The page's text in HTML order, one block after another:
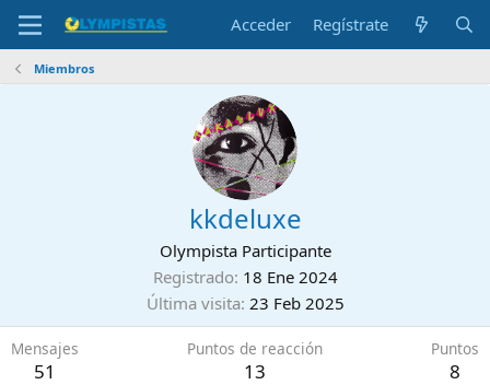
Acceder Regístrate
Miembros
kkdeluxe
Olympista Participante
Registrado 18 Ene 2024
Última visita 23 Feb 2025
Mensajes
51
Puntos de reacción
13
Puntos
8